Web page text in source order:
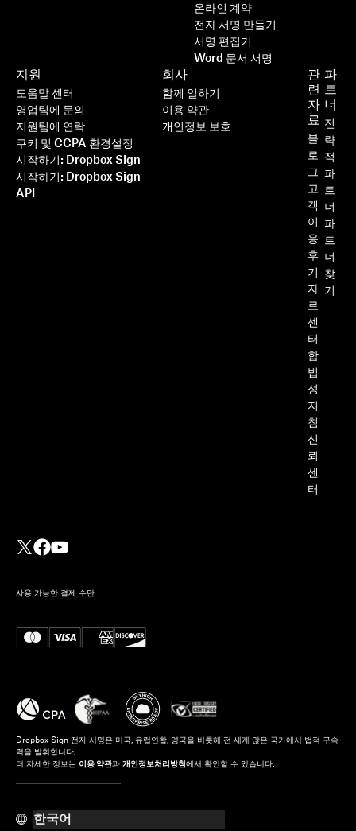
온라인 계약
전자 서명 만들기
서명 편집기
Word 문서 서명
지원
도움말 센터
영업팀에 문의
지원팀에 연락
쿠키 및 CCPA 환경설정
시작하기: Dropbox Sign
시작하기: Dropbox Sign
API
관
련
자
료
블
로
그
고
객
이
용
후
기
자
료
센
터
합
법
성
지
침
신
뢰
센
터
파
트
너
전
략
적
파
트
너
파
트
너
찾
기
회사
함께 일하기
이용 약관
개인정보 보호
사용 가능한 결제 수단
Dropbox Sign 전자 서명은 미국, 유럽연합, 영국을 비롯해 전 세계 많은 국가에서 법적 구속
력을 발휘합니다.
더 자세한 정보는 이용 약관과 개인정보처리방침 에서 확인할 수 있습니다.